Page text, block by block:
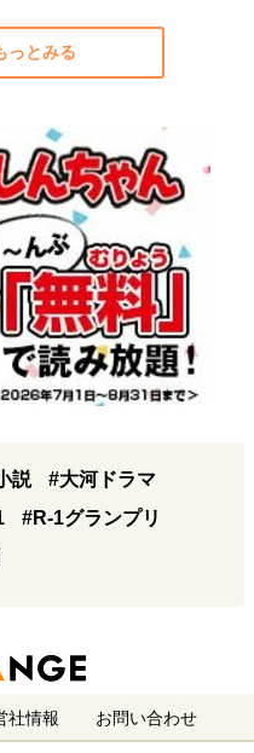
っとみる
説
#大河ドラマ
#R-1グランプリ
社情報 お問い合わせ